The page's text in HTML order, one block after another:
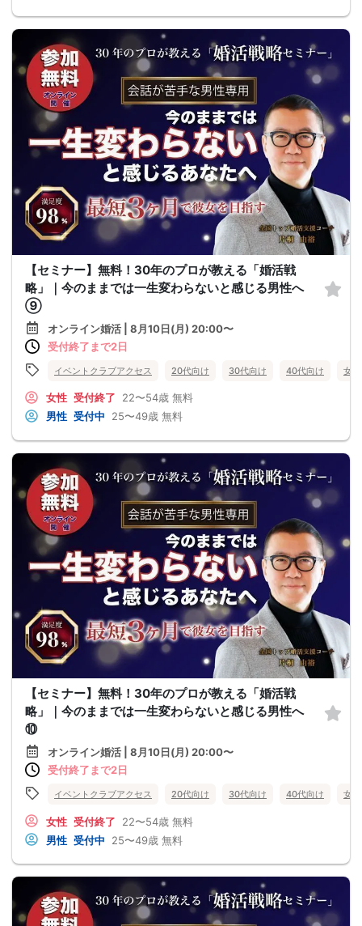
【セミナー】無料！30年のプロが教える「婚活戦
略」｜今のままでは一生変わらないと感じる男性へ
⑨
オンライン婚活 | 8月10日(月) 20:00〜
受付終了まで2日
イベントクラブアクセス 20代向け 30代向け 40代向け 女
女性 受付終了 22〜54歳 無料
男性 受付中 25〜49歳 無料
【セミナー】無料！30年のプロが教える「婚活戦
略」｜今のままでは一生変わらないと感じる男性へ
⑩
オンライン婚活 | 8月10日(月) 20:00〜
受付終了まで2日
イベントクラブアクセス 20代向け 30代向け 40代向け 女
女性 受付終了 22〜54歳 無料
男性 受付中 25〜49歳 無料